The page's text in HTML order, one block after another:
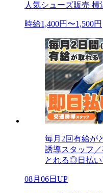
人気シューズ販売 横
時給1,400円〜1,500円
毎月2回有給が
誘導スタッフ／
とれる◎日払い
08月06日UP